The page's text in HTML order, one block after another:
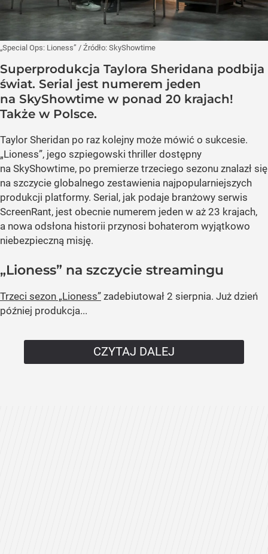
„Special Ops: Lioness” / Źródło: SkyShowtime
Superprodukcja Taylora Sheridana podbija
świat. Serial jest numerem jeden
na SkyShowtime w ponad 20 krajach!
Także w Polsce.
Taylor Sheridan po raz kolejny może mówić o sukcesie.
„Lioness”, jego szpiegowski thriller dostępny
na SkyShowtime, po premierze trzeciego sezonu znalazł się
na szczycie globalnego zestawienia najpopularniejszych
produkcji platformy. Serial, jak podaje branżowy serwis
ScreenRant, jest obecnie numerem jeden w aż 23 krajach,
a nowa odsłona historii przynosi bohaterom wyjątkowo
niebezpieczną misję.
„Lioness” na szczycie streamingu
Trzeci sezon „Lioness” zadebiutował 2 sierpnia. Już dzień
później produkcja...
CZYTAJ DALEJ